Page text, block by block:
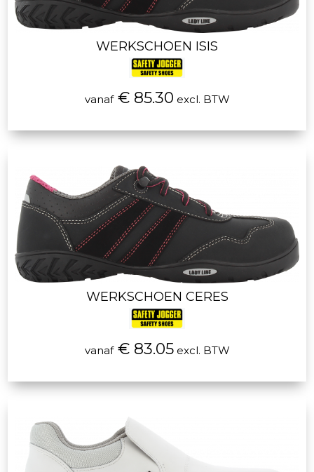
WERKSCHOEN ISIS
vanaf€ 85.30 excl. BTW
WERKSCHOEN CERES
vanaf€ 83.05excl. BTW